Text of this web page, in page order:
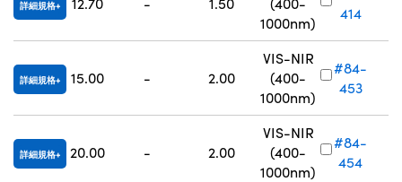
詳細規格
1000nm)
414
詳細規格 15.00 - 2.00
VIS-NIR
(400-
1000nm)
#84-
453
詳細規格 20.00 - 2.00
VIS-NIR
(400-
1000nm)
#84-
454